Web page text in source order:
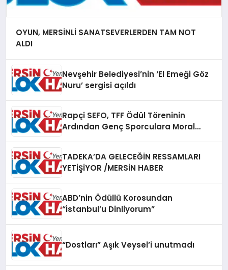
OYUN, MERSİNLİ SANATSEVERLERDEN TAM NOT
ALDI
Nevşehir Belediyesi’nin ‘El Emeği Göz
Nuru’ sergisi açıldı
Rapçi SEFO, TFF Ödül Töreninin
Ardından Genç Sporculara Moral
TADEKA’DA GELECEĞİN RESSAMLARI
YETİŞİYOR /MERSİN HABER
ABD’nin Ödüllü Korosundan
“İstanbul’u Dinliyorum”
“Dostları” Aşık Veysel’i unutmadı